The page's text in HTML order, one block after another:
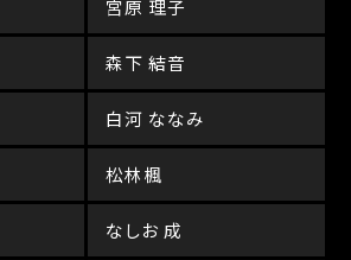
宮原 理子
森下 結音
白河 ななみ
松林楓
なしお 成